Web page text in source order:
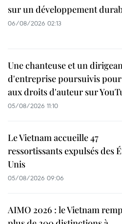
sur un développement
06/08/2026 02:13
Une chanteuse et un
d'entreprise poursuivis
aux droits d'auteur sur
05/08/2026 11:10
Le Vietnam accueille 47
ressortissants expulsés des
Unis
05/08/2026 09:06
AIMO 2026 : le Vietnam